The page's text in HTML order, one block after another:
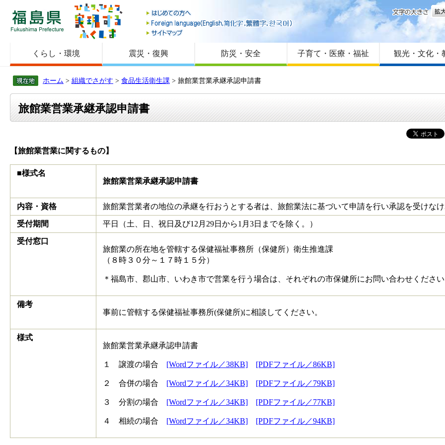
福島県
はじめての方へ
Foreign language
サイトマップ
文字
くらし・環境 震災・復興 防災・安全 子育て・医療・福祉 観光・文化・
ホーム > 組織でさがす > 食品生活衛生課 > 旅館業営業承継承認申請書
旅館業営業承継承認申請書
【旅館業営業に関するもの】
■様式名
旅館業営業承継承認申請書
内容・資格 旅館業営業者の地位の承継を行おうとする者は、旅館業法に基づいて申請を行い承認を受けな
受付期間 平日（土、日、祝日及び12月29日から1月3日までを除く。）
受付窓口
旅館業の所在地を管轄する保健福祉事務所（保健所）衛生推進課
（８時３０分～１７時１５分）
＊福島市、郡山市、いわき市で営業を行う場合は、それぞれの市保健所にお問い合わせくださ
備考
事前に管轄する保健福祉事務所(保健所)に相談してください。
様式
旅館業営業承継承認申請書
１ 譲渡の場合 [Wordファイル／38KB] [PDFファイル／86KB]
２ 合併の場合 [Wordファイル／34KB] [PDFファイル／79KB]
３ 分割の場合 [Wordファイル／34KB] [PDFファイル／77KB]
４ 相続の場合 [Wordファイル／34KB] [PDFファイル／94KB]